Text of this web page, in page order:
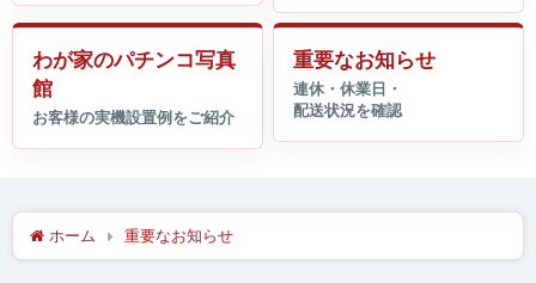
わが家のパチンコ写真
館
重要なお知らせ
ホーム 重要なお知らせ